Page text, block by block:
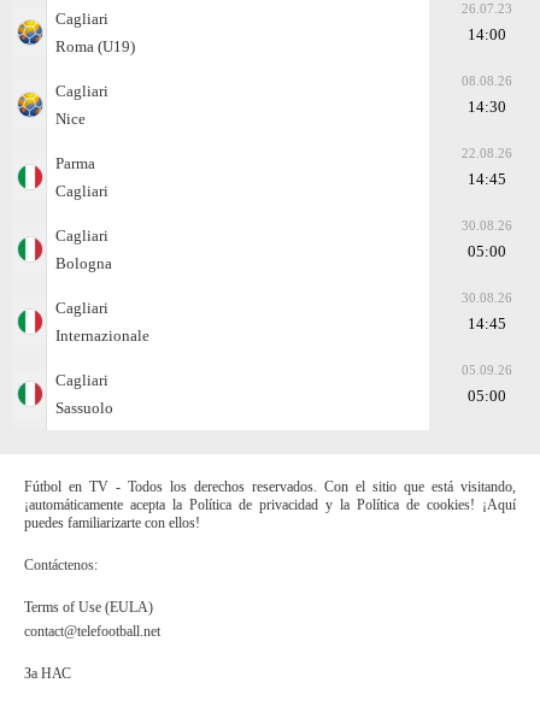
Cagliari
Roma (U19)
26.07.23
14:00
Cagliari
Nice
08.08.26
14:30
Parma
Cagliari
22.08.26
14:45
Cagliari
Bologna
30.08.26
05:00
Cagliari
Internazionale
30.08.26
14:45
Cagliari
Sassuolo
05.09.26
05:00
Fútbol en TV - Todos los derechos reservados. Con el sitio que está visitando,
¡automáticamente acepta la Política de privacidad y la Política de cookies! ¡Aquí
puedes familiarizarte con ellos!
Contáctenos:
Terms of Use (EULA)
contact@telefootball.net
За НАС